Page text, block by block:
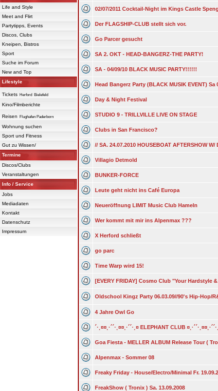
Life and Style
Meet and Flirt
Partytipps, Events
Discos, Clubs
Kneipen, Bistros
Sport
Suche im Forum
New and Top
Lifestyle
Tickets Herford Bielefeld
Kino/Filmberichte
Reisen Flughafen Paderborn
Wohnung suchen
Sport und Fitness
Gut zu Wissen/
Termine
Discos/Clubs
Veranstaltungen
Info / Service
Jobs
Mediadaten
Kontakt
Datenschutz
Impressum
02/07/2011 Cocktail-Night im Kings Castle
Der FLAGSHIP-CLUB stellt sich vor.
Go Parcer gesucht
SA 2. OKT - HEAD-BANGERZ-THE PARTY!
SA - 04/09/10 BLACK MUSIC PARTY!!!!!!
Head Bangerz Party (BLACK MUSIK EVENT) Sa
Day & Night Festival
STUDIO 9 - TRILLVILLE LIVE ON STAGE
Clubs in San Francisco?
// SA. 24.07.2010 HOUSEBOAT AFTERSHOW W/
Villagio Detmold
BUNKER-FORCE
Leute geht nicht ins Café Europa
Neueröffnung LIMIT Music Club Hameln
Wer kommt mit mir ins Alpenmax ???
X Herford schließt
go parc
Time Warp wird 15!
[EVERY FRIDAY] Cosmo Club "Your Hardstyle
Oldschool Kingz Party 06.03.09//90's Hip-Hop/
4 Jahre Owl Go
´·¸¤¤¸·´´·¸¤¤¸·´´·¸¤ ELEPHANT CLUB
Goa Fiesta - MELLER ALBUM Release Tour (
Alpenmax - Sommer 08
Freaky Friday - House/Electro/Minimal Fr.
FreakShow ( Tronix ) Sa. 13.09.2008